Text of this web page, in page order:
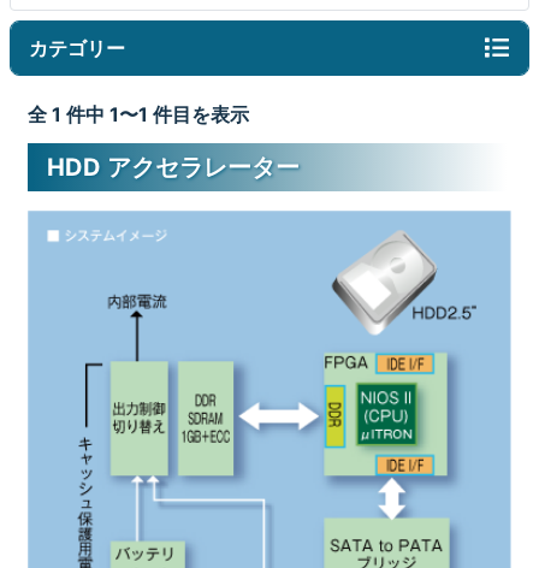
カテゴリー
全 1 件中 1〜1 件目を表示
HDD アクセラレーター